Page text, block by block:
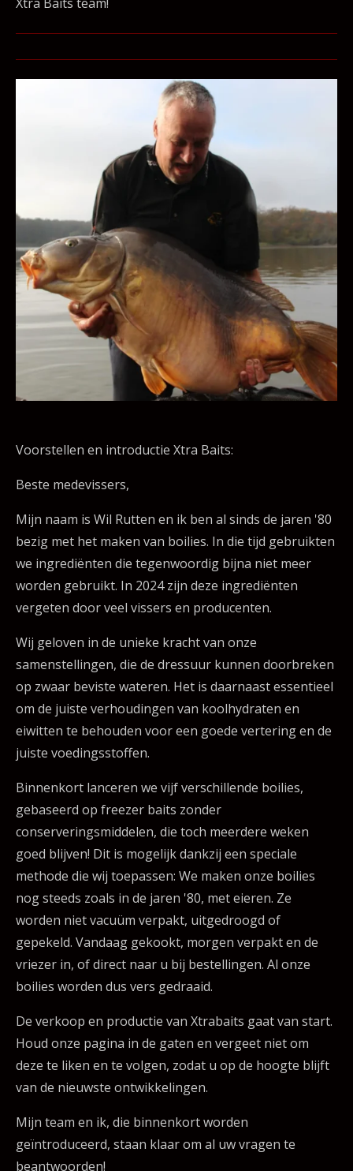
Voorstellen en introductie Xtra Baits:
Beste medevissers,
Mijn naam is Wil Rutten en ik ben al sinds de jaren '80
bezig met het maken van boilies. In die tijd gebruikten
we ingrediënten die tegenwoordig bijna niet meer
worden gebruikt. In 2024 zijn deze ingrediënten
vergeten door veel vissers en producenten.
Wij geloven in de unieke kracht van onze
samenstellingen, die de dressuur kunnen doorbreken
op zwaar beviste wateren. Het is daarnaast essentieel
om de juiste verhoudingen van koolhydraten en
eiwitten te behouden voor een goede vertering en de
juiste voedingsstoffen.
Binnenkort lanceren we vijf verschillende boilies,
gebaseerd op freezer baits zonder
conserveringsmiddelen, die toch meerdere weken
goed blijven! Dit is mogelijk dankzij een speciale
methode die wij toepassen: We maken onze boilies
nog steeds zoals in de jaren '80, met eieren. Ze
worden niet vacuüm verpakt, uitgedroogd of
gepekeld. Vandaag gekookt, morgen verpakt en de
vriezer in, of direct naar u bij bestellingen. Al onze
boilies worden dus vers gedraaid.
De verkoop en productie van Xtrabaits gaat van start.
Houd onze pagina in de gaten en vergeet niet om
deze te liken en te volgen, zodat u op de hoogte blijft
van de nieuwste ontwikkelingen.
Mijn team en ik, die binnenkort worden
geïntroduceerd, staan klaar om al uw vragen te
beantwoorden!